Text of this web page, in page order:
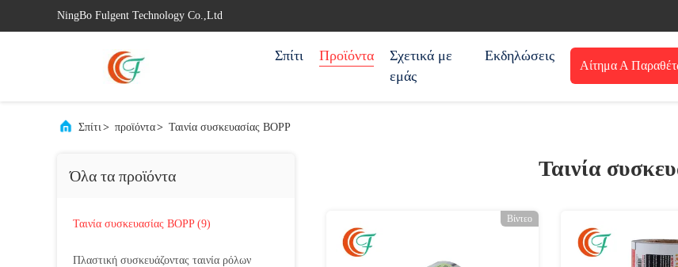
NingBo Fulgent Technology Co.,Ltd
Σπίτι Προϊόντα
Σχετικά με
εμάς
Εκδηλώσεις
Αίτημα Α
Σπίτι> προϊόντα> Ταινία συσκευασίας BOPP
Όλα τα προϊόντα
Ταινία συσκευασίας BOPP (9)
Πλαστική συσκευάζοντας ταινία ρόλων
Ταινία
Βίντεο